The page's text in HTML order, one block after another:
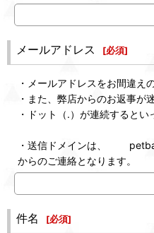
メールアドレス [必須]
・メールアドレスをお間違え
・また、弊店からのお返事が
・ドット（.）が連続すると
・送信ドメインは、
からのご連絡となります。
件名 [必須]